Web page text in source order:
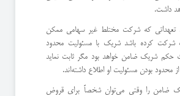
داشت.
- مورد تعهداتی كه شركت مختلط غیر سهامی ممكن
شركت كرده باشد شریك با مسئولیت محدود
حكم شریك ضامن خواهد بود مگر ثابت نماید
محدود بودن مسئولیت او اطلاع داشته‌اند.
- شریك ضامن را وقتی می‌توان شخصاً برای قروض